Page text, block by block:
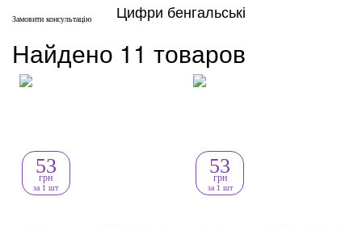
Цифри бенгальські
Замовити консультацію
Найдено 11 товаров
53
грн
за 1 шт
53
грн
за 1 шт